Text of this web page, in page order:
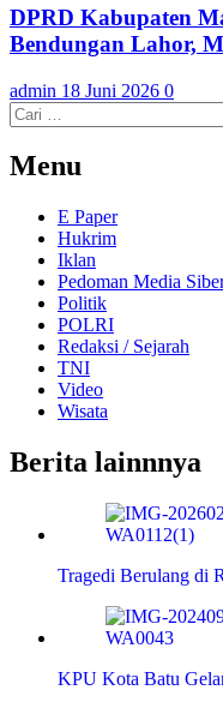
DPRD Kabupaten
Bendungan Lahor,
admin 18 Juni 2026 0
Cari
untuk:
Menu
E Paper
Hukrim
Iklan
Pedoman Media
Politik
POLRI
Redaksi / Sejarah
TNI
Video
Wisata
Berita lainnnya
Tragedi Berulang di
KPU Kota Batu